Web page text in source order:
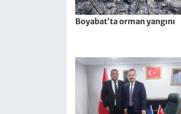
Boyabat’ta orman yangını